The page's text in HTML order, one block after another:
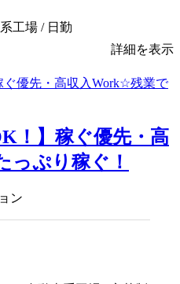
工場 / 日勤
詳細を表示
！】稼ぐ優先・高
っぷり稼ぐ！
ン